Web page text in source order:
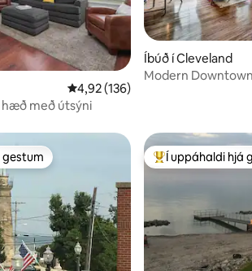
4,92 af 5 í meðaleinkunn, 136
4,92 (136)
hæð með útsýni
Íbúð í Cleveland
Modern
hjá gestum
gestum Í mestu uppáhaldi
Í uppáhaldi hjá